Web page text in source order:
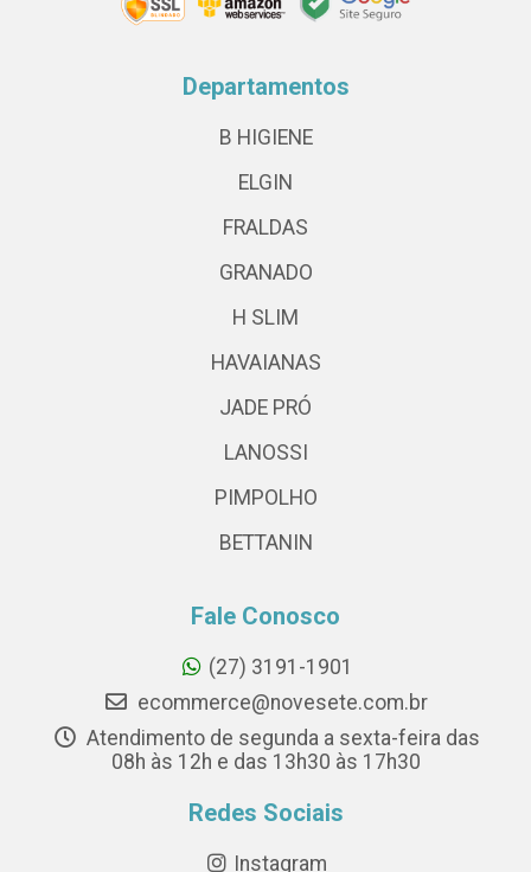
Departamentos
B HIGIENE
ELGIN
FRALDAS
GRANADO
H SLIM
HAVAIANAS
JADE PRÓ
LANOSSI
PIMPOLHO
BETTANIN
Fale Conosco
(27) 3191-1901
ecommerce@novesete.com.br
Atendimento de segunda a sexta-feira das
08h às 12h e das 13h30 às 17h30
Redes Sociais
Instagram